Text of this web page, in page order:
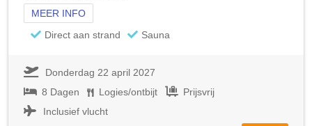
MEER INFO
Direct aan strand
Sauna
Donderdag 22 april 2027
8 Dagen
Logies/ontbijt
Prijsvrij
Inclusief vlucht